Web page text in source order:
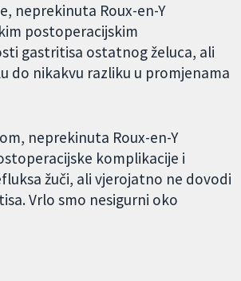
neprekinuta Roux-en-Y
postoperacijskim
gastritisa ostatnog želuca, ali
do nikakvu razliku u promjenama
neprekinuta Roux-en-Y
komplikacije i
žuči, ali vjerojatno ne dovodi
Vrlo smo nesigurni oko